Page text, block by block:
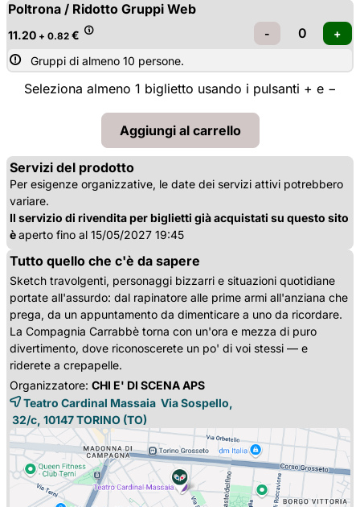
Poltrona / Ridotto Gruppi Web
11.20 + 0.82 €
Gruppi di almeno 10 persone.
Seleziona almeno 1 biglietto usando i pulsanti + e −
Servizi del prodotto
Per esigenze organizzative, le date dei servizi attivi potrebbero
variare.
Il servizio di rivendita per biglietti già acquistati su questo sito
èaperto fino al 15/05/2027 19:45
Tutto quello che c'è da sapere
Sketch travolgenti, personaggi bizzarri e situazioni quotidiane
portate all'assurdo: dal rapinatore alle prime armi all'anziana che
prega, da un appuntamento da dimenticare a uno da ricordare.
La Compagnia Carrabbè torna con un'ora e mezza di puro
divertimento, dove riconoscerete un po' di voi stessi — e
riderete a crepapelle.
Organizzatore: CHI E' DI SCENA APS
Teatro Cardinal Massaia Via Sospello,
32/c, 10147 TORINO (TO)